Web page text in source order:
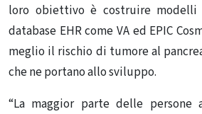
loro obiettivo è costruire
database EHR come VA ed EPIC
meglio il rischio di tumore al
che ne portano allo sviluppo.
“La maggior parte delle persone